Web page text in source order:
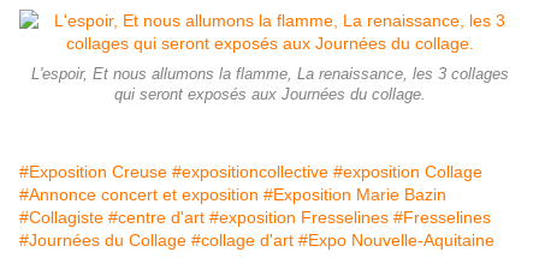
L'espoir, Et nous allumons la flamme, La renaissance, les 3 collages
qui seront exposés aux Journées du collage.
#Exposition Creuse #expositioncollective #exposition Collage
#Annonce concert et exposition #Exposition Marie Bazin
#Collagiste #centre d'art #exposition Fresselines #Fresselines
#Journées du Collage #collage d'art #Expo Nouvelle-Aquitaine